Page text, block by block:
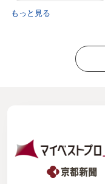
もっと見る